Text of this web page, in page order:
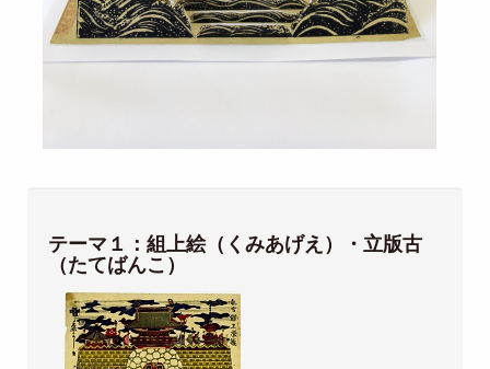
テーマ１：組上絵（くみあげえ）・立版古
（たてばんこ）
Image